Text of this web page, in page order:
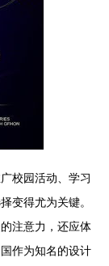
校园活动、学习
变得尤为关键。
注意力，还应体
作为知名的设计